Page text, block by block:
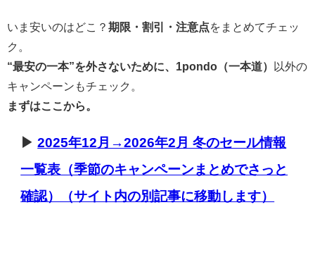
いま安いのはどこ？ 期限・割引・注意点をまとめてチェッ
ク。
“最安の一本”を外さないために、1pondo（一本道）
以外の
キャンペーンもチェック。
まずはここから。
▶2025年12月→2026年2月 冬のセール情報
一覧表（季節のキャンペーンまとめでさっと
確認）（サイト内の別記事に移動します）